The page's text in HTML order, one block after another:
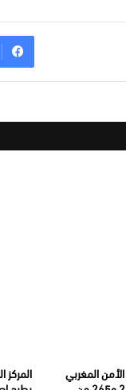
المغربي